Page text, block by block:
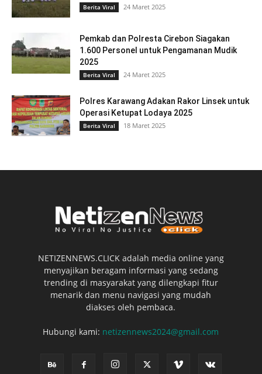
Berita Viral 24 Maret 2025
Pemkab dan Polresta Cirebon Siagakan
1.600 Personel untuk Pengamanan Mudik
2025
Berita Viral 24 Maret 2025
Polres Karawang Adakan Rakor Linsek untuk
Operasi Ketupat Lodaya 2025
Berita Viral 18 Maret 2025
NETIZENNEWS.CLICK adalah media online yang
menyajikan beragam informasi yang sedang
trending di masyarakat yang dilengkapi fitur
menarik dan menu navigasi yang mudah
diakses oleh pembaca.
Hubungi kami: netizennews2024@gmail.com